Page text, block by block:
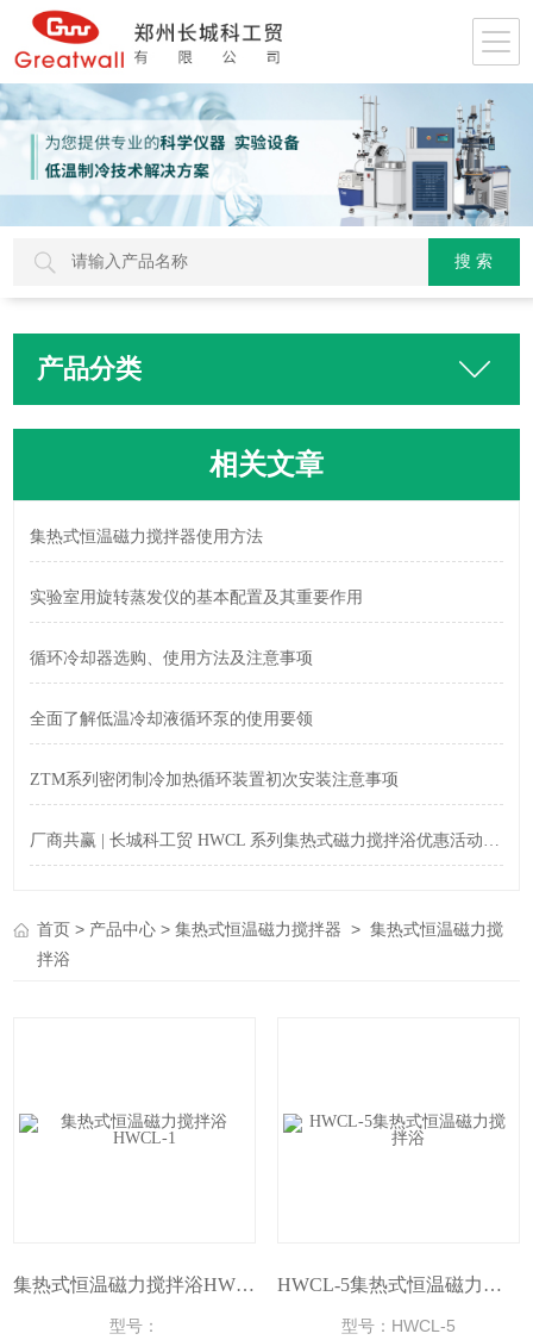
产品分类
相关文章
集热式恒温磁力搅拌器使用方法
实验室用旋转蒸发仪的基本配置及其重要作用
循环冷却器选购、使用方法及注意事项
全面了解低温冷却液循环泵的使用要领
ZTM系列密闭制冷加热循环装置初次安装注意事项
厂商共赢 | 长城科工贸 HWCL 系列集热式磁力搅拌浴优惠活动正式开启！
首页 > 产品中心 >集热式恒温磁力搅拌器 >集热式恒温磁力搅
拌浴
集热式恒温磁力搅拌浴HWCL-1
型号：
HWCL-5集热式恒温磁力搅拌浴
型号：HWCL-5